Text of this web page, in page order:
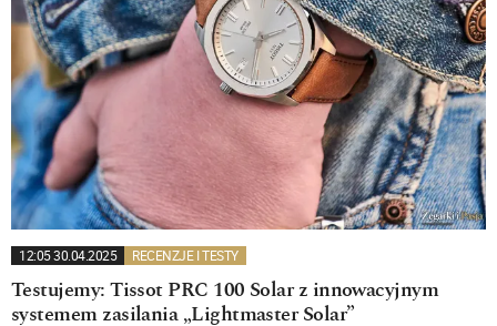
12:05 30.04.2025 RECENZJE I TESTY
Testujemy: Tissot PRC 100 Solar z innowacyjnym
systemem zasilania „Lightmaster Solar”